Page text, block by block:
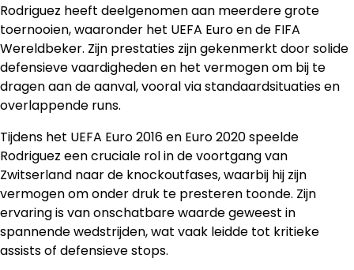
Rodriguez heeft deelgenomen aan meerdere grote
toernooien, waaronder het UEFA Euro en de FIFA
Wereldbeker. Zijn prestaties zijn gekenmerkt door solide
defensieve vaardigheden en het vermogen om bij te
dragen aan de aanval, vooral via standaardsituaties en
overlappende runs.
Tijdens het UEFA Euro 2016 en Euro 2020 speelde
Rodriguez een cruciale rol in de voortgang van
Zwitserland naar de knockoutfases, waarbij hij zijn
vermogen om onder druk te presteren toonde. Zijn
ervaring is van onschatbare waarde geweest in
spannende wedstrijden, wat vaak leidde tot kritieke
assists of defensieve stops.